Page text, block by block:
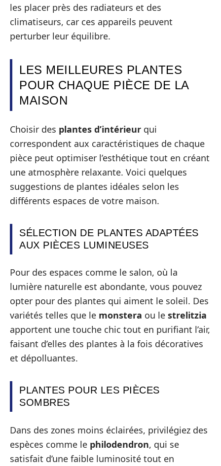
les placer près des radiateurs et des
climatiseurs, car ces appareils peuvent
perturber leur équilibre.
LES MEILLEURES PLANTES
POUR CHAQUE PIÈCE DE LA
MAISON
Choisir des plantes d’intérieur qui
correspondent aux caractéristiques de chaque
pièce peut optimiser l’esthétique tout en créant
une atmosphère relaxante. Voici quelques
suggestions de plantes idéales selon les
différents espaces de votre maison.
SÉLECTION DE PLANTES ADAPTÉES
AUX PIÈCES LUMINEUSES
Pour des espaces comme le salon, où la
lumière naturelle est abondante, vous pouvez
opter pour des plantes qui aiment le soleil. Des
variétés telles que le monstera ou le strelitzia
apportent une touche chic tout en purifiant l’air,
faisant d’elles des plantes à la fois décoratives
et dépolluantes.
PLANTES POUR LES PIÈCES
SOMBRES
Dans des zones moins éclairées, privilégiez des
espèces comme le philodendron, qui se
satisfait d’une faible luminosité tout en